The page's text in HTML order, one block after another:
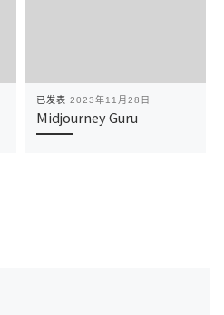
已发表 2023年11月28日
Midjourney Guru